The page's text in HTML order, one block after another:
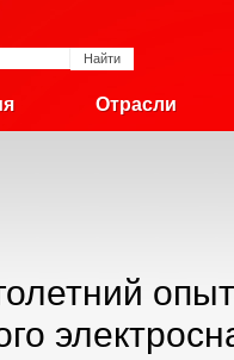
Отрасли